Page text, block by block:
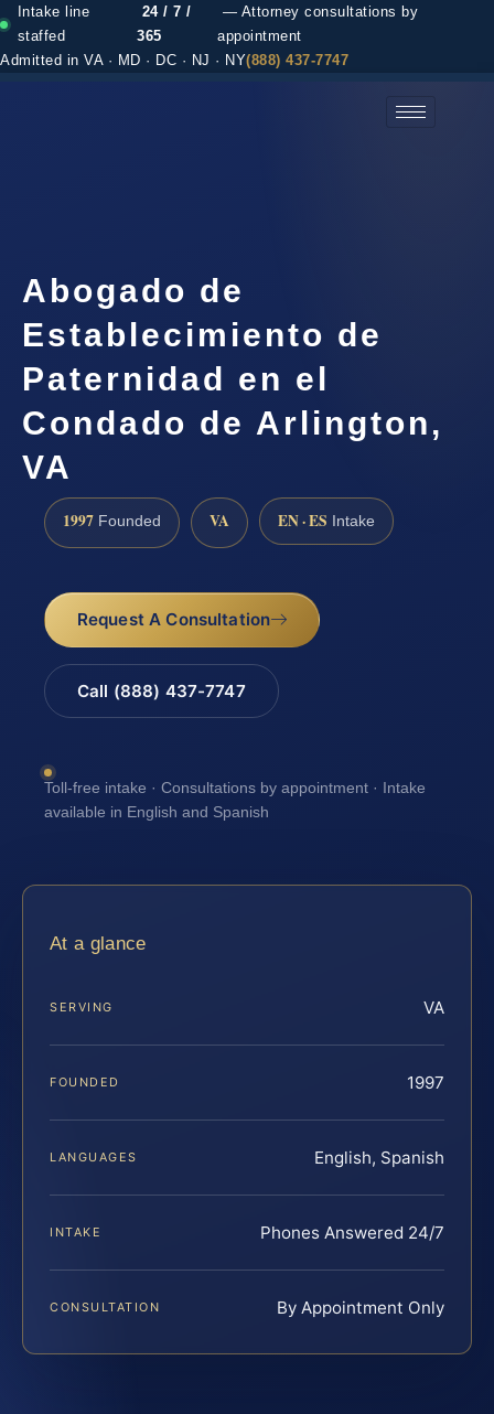
Intake line
staffed
24 / 7 /
365
— Attorney consultations by
appointment
Admitted in VA · MD · DC · NJ · NY(888) 437-7747
Abogado de
Establecimiento de
Paternidad en el
Condado de Arlington,
VA
1997 Founded VA EN · ES Intake
Request A Consultation
Call (888) 437-7747
Toll-free intake · Consultations by appointment · Intake
available in English and Spanish
At a glance
SERVING VA
FOUNDED 1997
LANGUAGES English, Spanish
INTAKE Phones Answered 24/7
CONSULTATION By Appointment Only